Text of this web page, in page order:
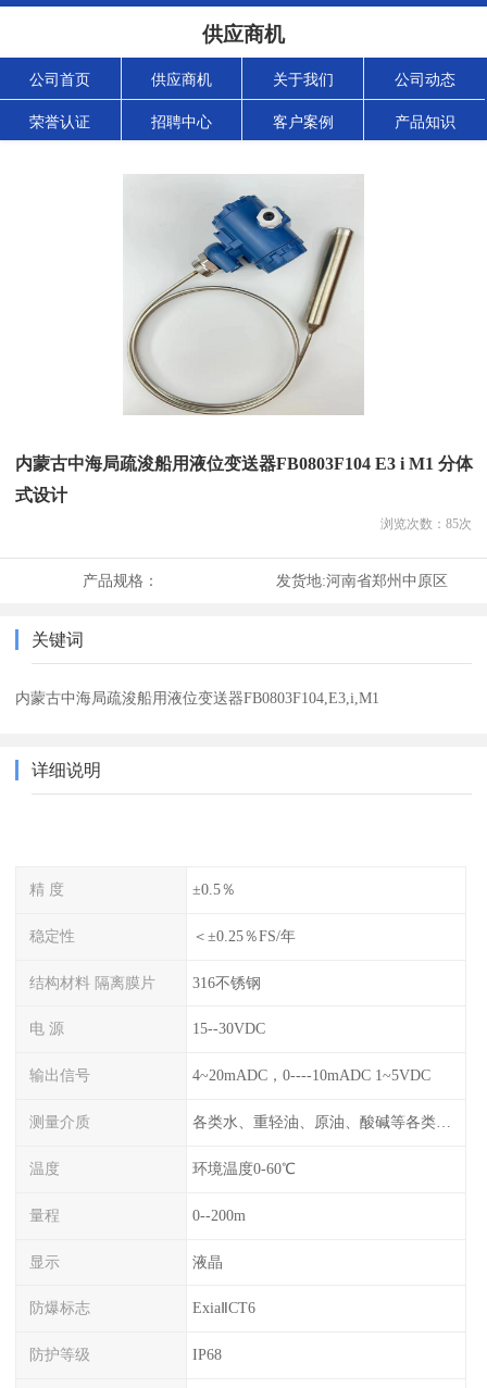
供应商机
公司首页 供应商机 关于我们 公司动态
荣誉认证 招聘中心 客户案例 产品知识
内蒙古中海局疏浚船用液位变送器FB0803F104 E3 i M1 分体
式设计
浏览次数： 85次
产品规格： 发货地:河南省郑州中原区
关键词
内蒙古中海局疏浚船用液位变送器FB0803F104,E3,i,M1
详细说明
精 度 ±0.5％
稳定性 ＜±0.25％FS/年
结构材料 隔离膜片 316不锈钢
电 源 15--30VDC
输出信号 4~20mADC，0----10mADC 1~5VDC
测量介质 各类水、重轻油、原油、酸碱等各类腐蚀液
温度 环境温度0-60℃
量程 0--200m
显示 液晶
防爆标志 ExiaⅡCT6
防护等级 IP68